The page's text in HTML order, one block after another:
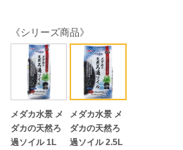
《シリーズ商品》
メダカ水景 メ
ダカの天然ろ
過ソイル 1L
メダカ水景 メ
ダカの天然ろ
過ソイル 2.5L